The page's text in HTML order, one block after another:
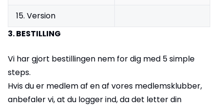
15. Version
3. BESTILLING
Vi har gjort bestillingen nem for dig med 5 simple
steps.
Hvis du er medlem af en af vores medlemsklubber,
anbefaler vi, at du logger ind, da det letter din